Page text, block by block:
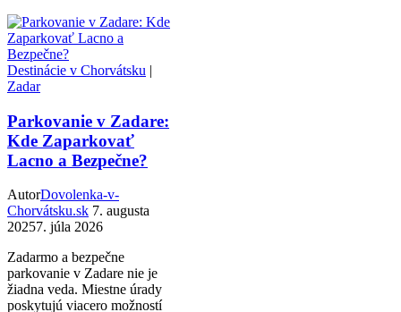
Destinácie v Chorvátsku |
Zadar
Parkovanie v Zadare:
Kde Zaparkovať
Lacno a Bezpečne?
AutorDovolenka-v-
Chorvátsku.sk 7. augusta
20257. júla 2026
Zadarmo a bezpečne
parkovanie v Zadare nie je
žiadna veda. Miestne úrady
poskytujú viacero možností